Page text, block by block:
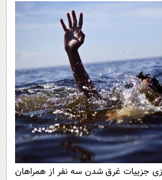
حوادث
محیط زیست
سلامت
فرهنگی
پیامک
دانلود
جزییات غرق شدن سه نفر از همراهان